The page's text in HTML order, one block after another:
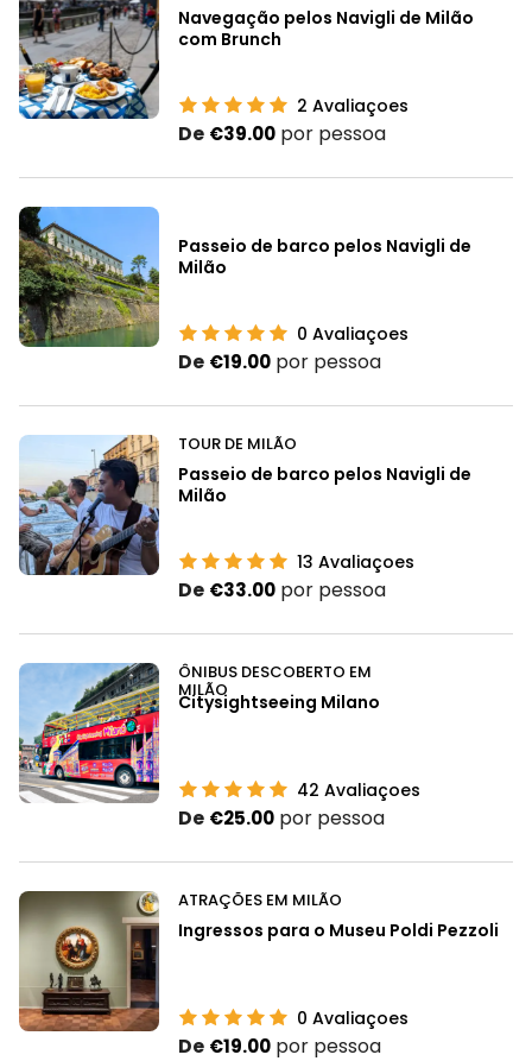
Navegação pelos Navigli de Milão
com Brunch
2 Avaliaçoes
De €39.00 por pessoa
Passeio de barco pelos Navigli de
Milão
0 Avaliaçoes
De €19.00 por pessoa
TOUR DE MILÃO
Passeio de barco pelos Navigli de
Milão
13 Avaliaçoes
De €33.00 por pessoa
ÔNIBUS DESCOBERTO EM
MILÃO
Citysightseeing Milano
42 Avaliaçoes
De €25.00 por pessoa
ATRAÇÕES EM MILÃO
Ingressos para o Museu Poldi Pezzoli
0 Avaliaçoes
De €19.00 por pessoa